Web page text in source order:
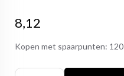
8,12
Kopen met spaarpunten: 120